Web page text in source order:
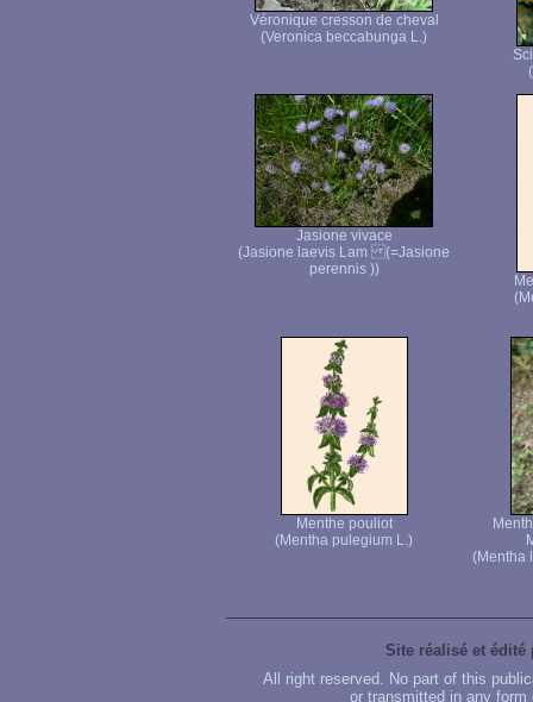
Véronique cresson de cheval
(Veronica beccabunga L.)
Jasione vivace
(Jasione laevis Lam (=Jasione
perennis ))
Menthe pouliot
(Mentha pulegium L.)
(Mentha
Site réalisé et édité
All right reserved. No part of this
or transmitted in any